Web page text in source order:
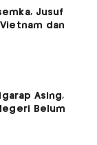
Jusuf
dan
Asing,
Belum